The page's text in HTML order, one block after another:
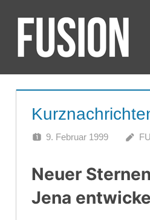
Inhalt
springenFUSION
9. Februar 1999
Neuer
Jena